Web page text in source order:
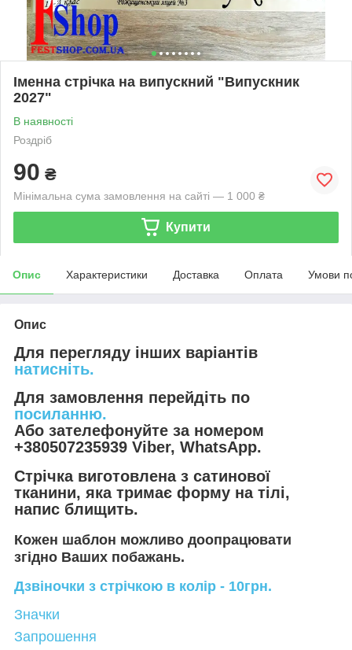
Іменна стрічка на випускний "Випускник
2027"
В наявності
Роздріб
90 ₴
Мінімальна сума замовлення на сайті — 1 000 ₴
Купити
Опис Характеристики Доставка Оплата Умови
Опис
Для перегляду інших варіантів
натисніть.
Для замовлення перейдіть по
посиланню.
Або зателефонуйте за номером
+380507235939 Viber, WhatsApp.
Стрічка виготовлена з сатинової
тканини, яка тримає форму на тілі,
напис блищить.
Кожен шаблон можливо доопрацювати
згідно Ваших побажань.
Дзвіночки з стрічкою в колір - 10грн.
Значки
Запрошення